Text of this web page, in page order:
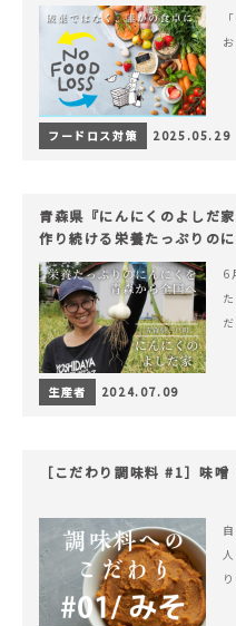
フードロス対策 2025.05.29
青森県『にんにくのよしだ
作り続ける栄養たっぷりのに
6
生産者 2024.07.09
［こだわり調味料 #1］味噌